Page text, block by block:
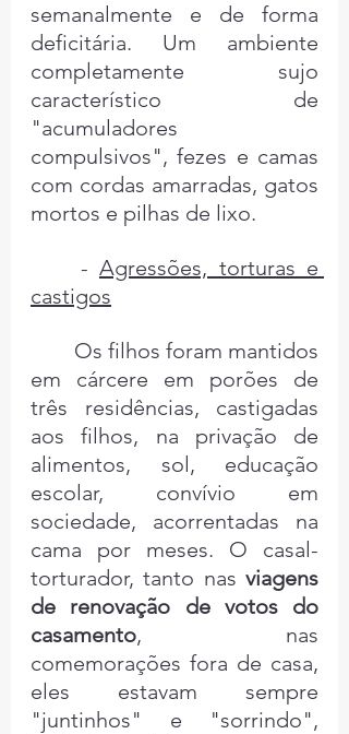
semanalmente e de forma
deficitária. Um ambiente
completamente sujo
característico de
"acumuladores
compulsivos", fezes e camas
com cordas amarradas, gatos
mortos e pilhas de lixo.
	-
Agressões, torturas e
castigos
Os filhos foram mantidos
em cárcere em porões de
três residências, castigadas
aos filhos, na privação de
alimentos, sol, educação
escolar, convívio em
sociedade, acorrentadas na
cama por meses. O casal-
torturador, tanto nas viagens
de renovação de votos do
casamento, nas
comemorações fora de casa,
eles estavam sempre